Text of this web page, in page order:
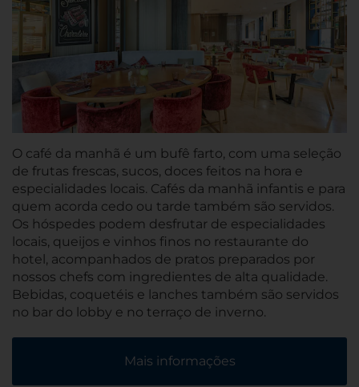
O café da manhã é um bufê farto, com uma seleção
de frutas frescas, sucos, doces feitos na hora e
especialidades locais. Cafés da manhã infantis e para
quem acorda cedo ou tarde também são servidos.
Os hóspedes podem desfrutar de especialidades
locais, queijos e vinhos finos no restaurante do
hotel, acompanhados de pratos preparados por
nossos chefs com ingredientes de alta qualidade.
Bebidas, coquetéis e lanches também são servidos
no bar do lobby e no terraço de inverno.
Mais informações